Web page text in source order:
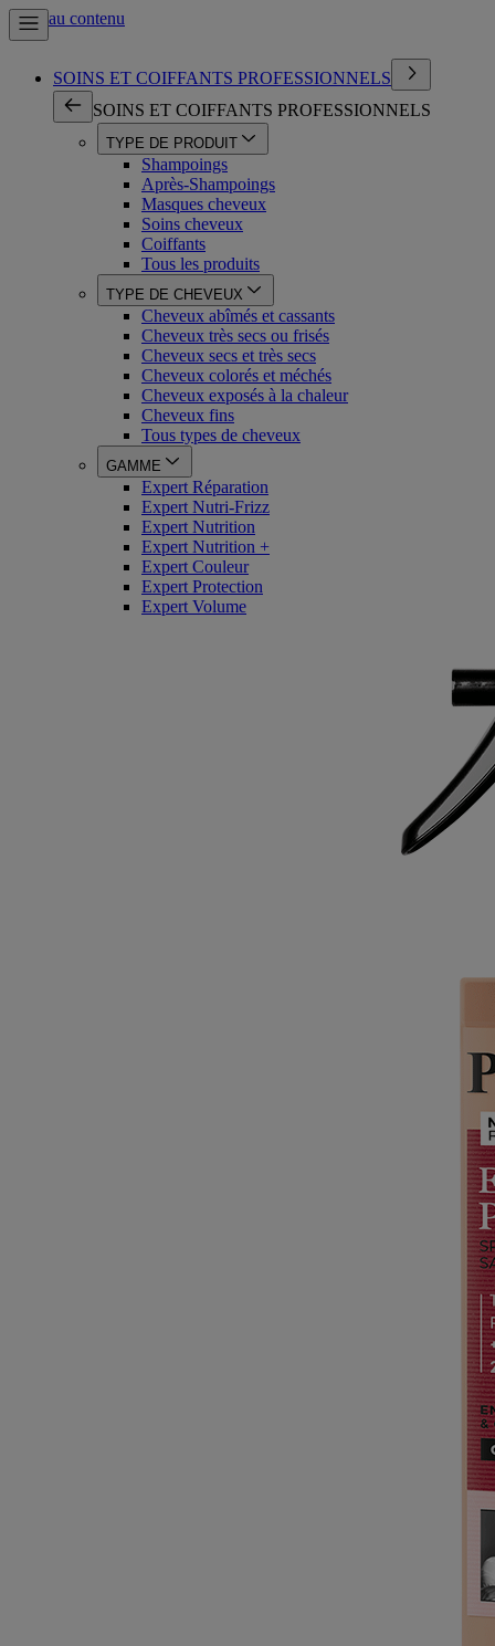
Aller au contenu
SOINS ET COIFFANTS PROFESSIONNELS
SOINS ET COIFFANTS PROFESSIONNELS
TYPE DE PRODUIT
Shampoings
Après-Shampoings
Masques cheveux
Soins cheveux
Coiffants
Tous les produits
TYPE DE CHEVEUX
Cheveux abîmés et cassants
Cheveux très secs ou frisés
Cheveux secs et très secs
Cheveux colorés et méchés
Cheveux exposés à la chaleur
Cheveux fins
Tous types de cheveux
GAMME
Expert Réparation
Expert Nutri-Frizz
Expert Nutrition
Expert Nutrition +
Expert Couleur
Expert Protection
Expert Volume